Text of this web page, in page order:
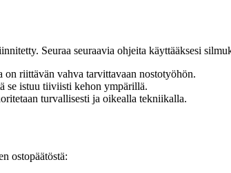
Seuraa seuraavia ohjeita käyttääksesi
riittävän vahva tarvittavaan nostotyöhön.
se istuu tiiviisti kehon ympärillä.
turvallisesti ja oikealla tekniikalla.
ostopäätöstä: